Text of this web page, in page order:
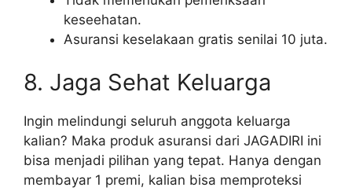
keseehatan.
Asuransi keselakaan gratis senilai 10 juta.
8. Jaga Sehat Keluarga
Ingin melindungi seluruh anggota keluarga
kalian? Maka produk asuransi dari JAGADIRI ini
bisa menjadi pilihan yang tepat. Hanya dengan
membayar 1 premi, kalian bisa memproteksi